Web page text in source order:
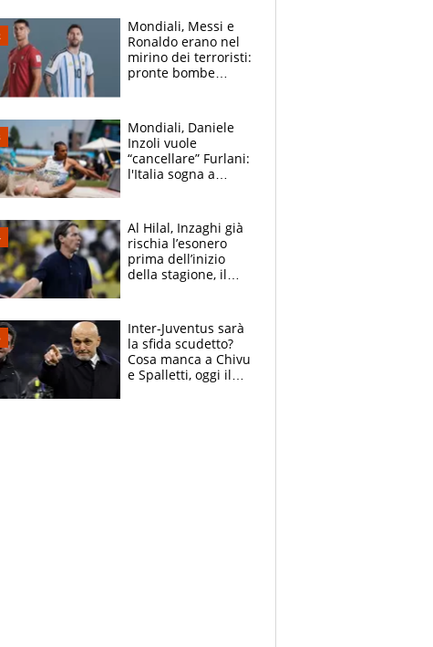
Mondiali, Messi e
Ronaldo erano nel
mirino dei terroristi:
pronte bombe
Mondiali, Daniele
Inzoli vuole
“cancellare” Furlani:
l'Italia sogna a
finale
Al Hilal, Inzaghi già
rischia l’esonero
prima dell’inizio
della stagione, il
Inter-Juventus sarà
la sfida scudetto?
Cosa manca a Chivu
e Spalletti, oggi il